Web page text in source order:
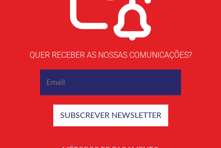
QUER RECEBER AS NOSSAS COMUNICAÇÕES?